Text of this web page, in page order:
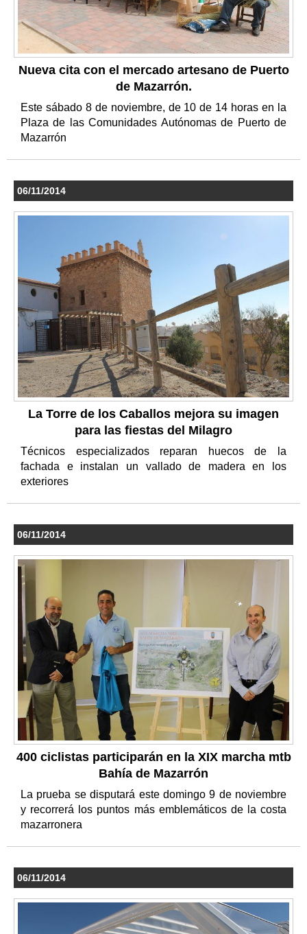
Nueva cita con el mercado artesano de Puerto
de Mazarrón.
Este sábado 8 de noviembre, de 10 de 14 horas en la
Plaza de las Comunidades Autónomas de Puerto de
Mazarrón
06/11/2014
La Torre de los Caballos mejora su imagen
para las fiestas del Milagro
Técnicos especializados reparan huecos de la
fachada e instalan un vallado de madera en los
exteriores
06/11/2014
400 ciclistas participarán en la XIX marcha mtb
Bahía de Mazarrón
La prueba se disputará este domingo 9 de noviembre
y recorrerá los puntos más emblemáticos de la costa
mazarronera
06/11/2014